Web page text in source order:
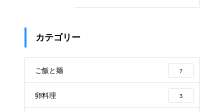
カテゴリー
ご飯と麺 7
卵料理 3